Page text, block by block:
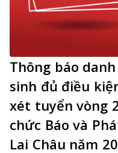
Thông báo
sinh đủ điều
xét tuyển vòng
chức Báo và
Lai Châu năm